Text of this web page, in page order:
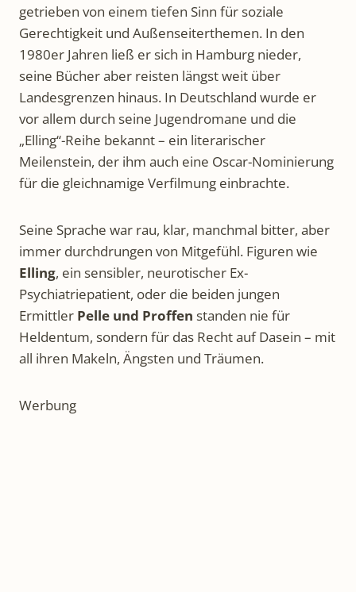
getrieben von einem tiefen Sinn für soziale
Gerechtigkeit und Außenseiterthemen. In den
1980er Jahren ließ er sich in Hamburg nieder,
seine Bücher aber reisten längst weit über
Landesgrenzen hinaus. In Deutschland wurde er
vor allem durch seine Jugendromane und die
„Elling“-Reihe bekannt – ein literarischer
Meilenstein, der ihm auch eine Oscar-Nominierung
für die gleichnamige Verfilmung einbrachte.
Seine Sprache war rau, klar, manchmal bitter, aber
immer durchdrungen von Mitgefühl. Figuren wie
Elling, ein sensibler, neurotischer Ex-
Psychiatriepatient, oder die beiden jungen
Ermittler Pelle und Proffen standen nie für
Heldentum, sondern für das Recht auf Dasein – mit
all ihren Makeln, Ängsten und Träumen.
Werbung